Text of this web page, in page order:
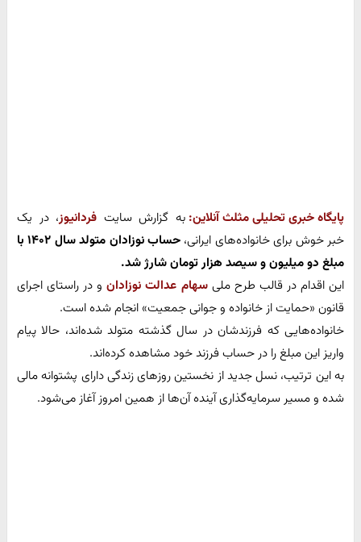
پایگاه خبری تحلیلی مثلث آنلاین: به گزارش سایت فردانیوز، در یک
خبر خوش برای خانواده‌های ایرانی،
حساب نوزادان متولد سال ۱۴۰۲ با
مبلغ دو میلیون و سیصد هزار تومان شارژ شد.
این اقدام در قالب طرح ملیسهام عدالت نوزادانو در راستای اجرای
قانون «حمایت از خانواده و جوانی جمعیت» انجام شده است.
خانواده‌هایی که فرزندشان در سال گذشته متولد شده‌اند، حالا پیام
واریز این مبلغ را در حساب فرزند خود مشاهده کرده‌اند.
به این ترتیب، نسل جدید از نخستین روزهای زندگی دارای پشتوانه مالی
شده و مسیر سرمایه‌گذاری آینده آن‌ها از همین امروز آغاز می‌شود.